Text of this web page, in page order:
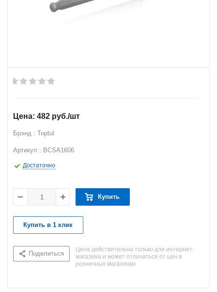
482 руб./шт
Брэнд : Toptul
Артикул : BCSA1606
Достаточно
Купить
Купить в 1 клик
Поделиться
Цена действительна только для интернет-
магазина и может отличаться от цен в
розничных магазинах